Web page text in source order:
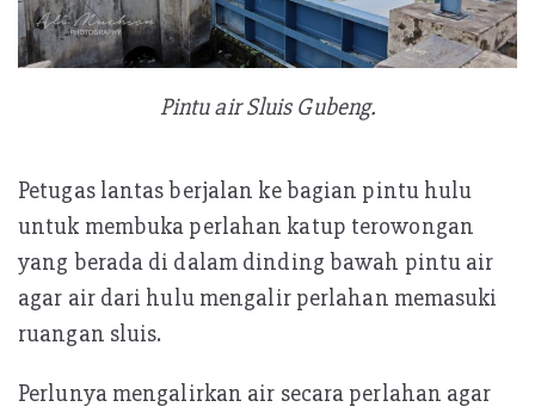
Pintu air Sluis Gubeng.
Petugas lantas berjalan ke bagian pintu hulu
untuk membuka perlahan katup terowongan
yang berada di dalam dinding bawah pintu air
agar air dari hulu mengalir perlahan memasuki
ruangan sluis.
Perlunya mengalirkan air secara perlahan agar